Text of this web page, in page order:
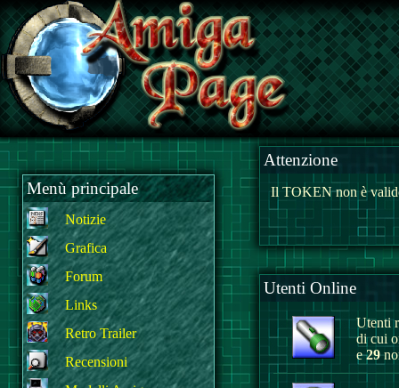
Menù principale
Notizie
Grafica
Forum
Links
Retro Trailer
Recensioni
Attenzione
Il TOKEN non è
Utenti Online
Utenti
di cui
e29